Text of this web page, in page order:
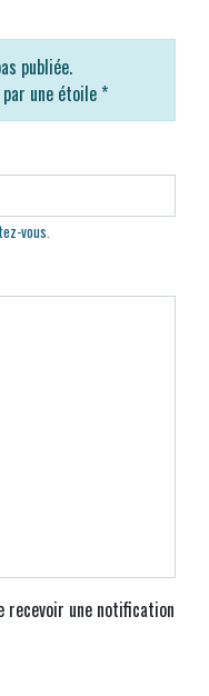
publiée.
une étoile *
vous.
recevoir une notification